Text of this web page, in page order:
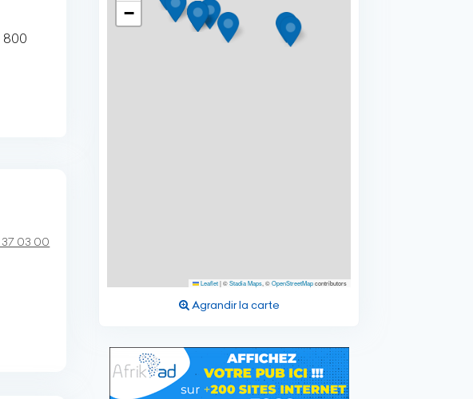
800
37 03 00
−
Leaflet|©Stadia Maps, ©OpenStreetMapcontributors
Agrandir la carte